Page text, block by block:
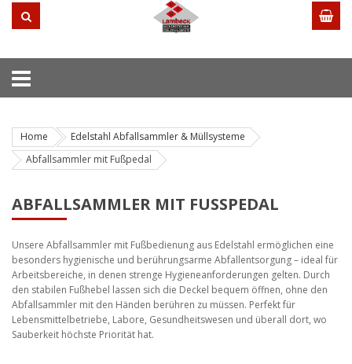
Home
Edelstahl Abfallsammler & Müllsysteme
Abfallsammler mit Fußpedal
ABFALLSAMMLER MIT FUSSPEDAL
Unsere Abfallsammler mit Fußbedienung aus Edelstahl ermöglichen eine
besonders hygienische und berührungsarme Abfallentsorgung – ideal für
Arbeitsbereiche, in denen strenge Hygieneanforderungen gelten. Durch
den stabilen Fußhebel lassen sich die Deckel bequem öffnen, ohne den
Abfallsammler mit den Händen berühren zu müssen. Perfekt für
Lebensmittelbetriebe, Labore, Gesundheitswesen und überall dort, wo
Sauberkeit höchste Priorität hat.